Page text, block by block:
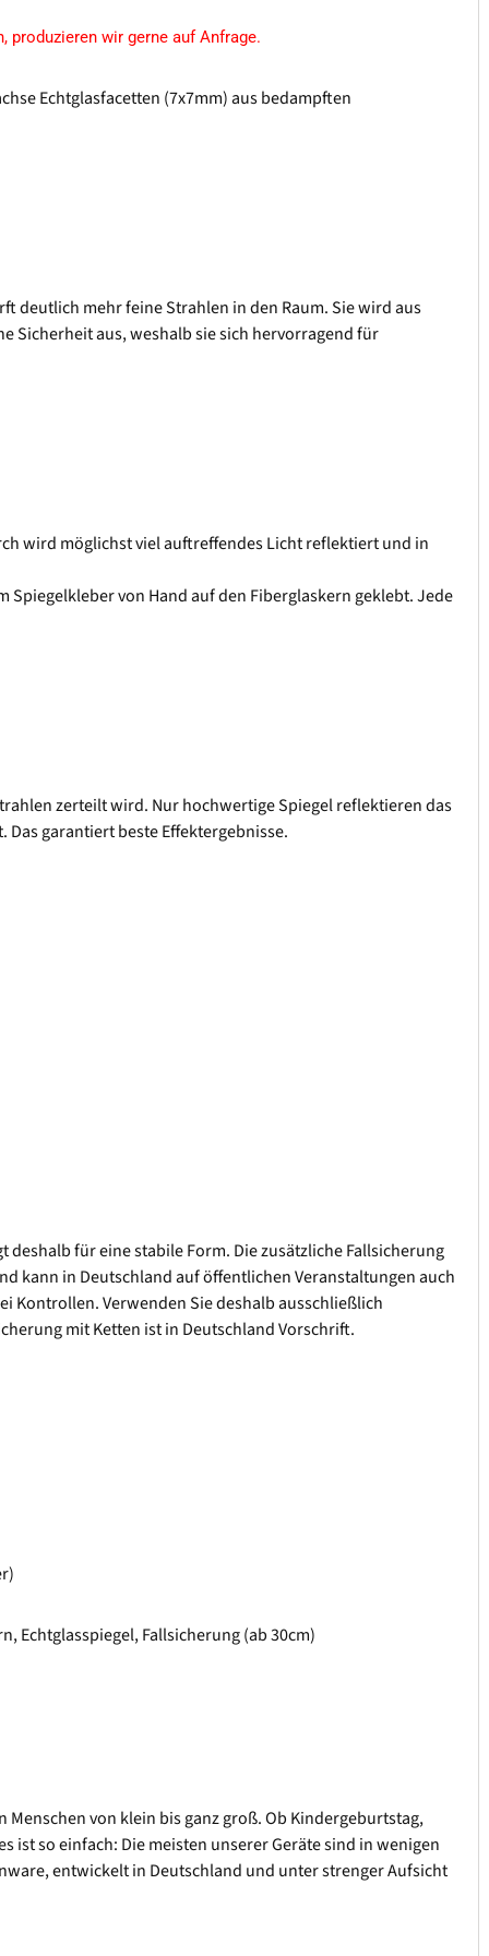
produzieren wir gerne auf Anfrage.
Echtglasfacetten (7x7mm) aus bedampften
deutlich mehr feine Strahlen in den Raum. Sie wird aus
Sicherheit aus, weshalb sie sich hervorragend für
wird möglichst viel auftreffendes Licht reflektiert und in
Spiegelkleber von Hand auf den Fiberglaskern geklebt. Jede
zerteilt wird. Nur hochwertige Spiegel reflektieren das
garantiert beste Effektergebnisse.
deshalb für eine stabile Form. Die zusätzliche Fallsicherung
kann in Deutschland auf öffentlichen Veranstaltungen auch
Kontrollen. Verwenden Sie deshalb ausschließlich
mit Ketten ist in Deutschland Vorschrift.
Echtglasspiegel, Fallsicherung (ab 30cm)
Menschen von klein bis ganz groß. Ob Kindergeburtstag,
ist so einfach: Die meisten unserer Geräte sind in wenigen
entwickelt in Deutschland und unter strenger Aufsicht